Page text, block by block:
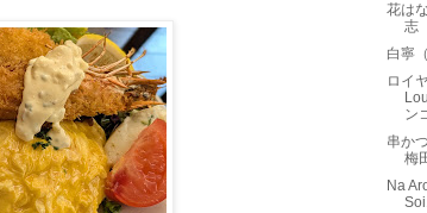
花は
志
白寧
ロイ
ン
串か
梅
Na